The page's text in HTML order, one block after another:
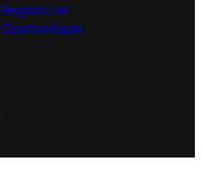
Registro de
Oportunidade